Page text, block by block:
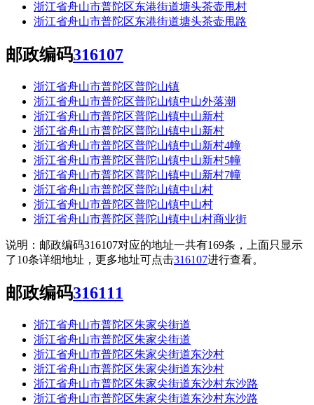
浙江省舟山市普陀区东港街道塘头茶壶甩村
浙江省舟山市普陀区东港街道塘头茶壶甩路
邮政编码316107
浙江省舟山市普陀区普陀山镇
浙江省舟山市普陀区普陀山镇中山外落潮
浙江省舟山市普陀区普陀山镇中山新村
浙江省舟山市普陀区普陀山镇中山新村
浙江省舟山市普陀区普陀山镇中山新村4幢
浙江省舟山市普陀区普陀山镇中山新村5幢
浙江省舟山市普陀区普陀山镇中山新村7幢
浙江省舟山市普陀区普陀山镇中山村
浙江省舟山市普陀区普陀山镇中山村
浙江省舟山市普陀区普陀山镇中山村商业街
说明：邮政编码316107对应的地址一共有169条，上面只显示
了10条详细地址，更多地址可点击316107进行查看。
邮政编码316111
浙江省舟山市普陀区朱家尖街道
浙江省舟山市普陀区朱家尖街道
浙江省舟山市普陀区朱家尖街道东沙村
浙江省舟山市普陀区朱家尖街道东沙村
浙江省舟山市普陀区朱家尖街道东沙村东沙路
浙江省舟山市普陀区朱家尖街道东沙村东沙路